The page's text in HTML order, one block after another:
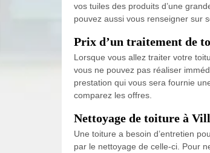
vos tuiles des produits d’une
pouvez aussi vous renseigner sur
Prix d’un traitement de
Lorsque vous allez traiter votre
vous ne pouvez pas réaliser
prestation qui vous sera fournie
comparez les offres.
Nettoyage de toiture à
Une toiture a besoin d’entretien
par le nettoyage de celle-ci. Pour